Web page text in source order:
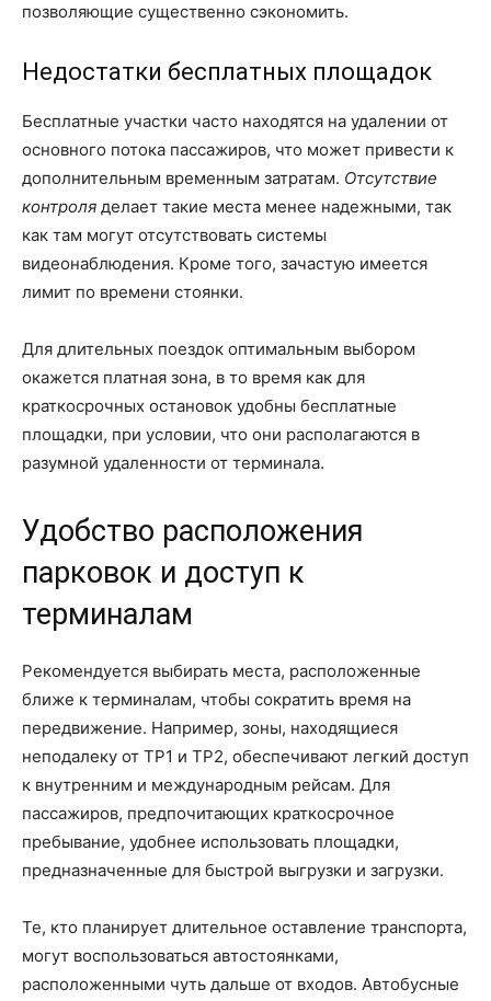
позволяющие существенно сэкономить.
Недостатки бесплатных площадок
Бесплатные участки часто находятся на удалении от
основного потока пассажиров, что может привести к
дополнительным временным затратам. Отсутствие
контроля делает такие места менее надежными, так
как там могут отсутствовать системы
видеонаблюдения. Кроме того, зачастую имеется
лимит по времени стоянки.
Для длительных поездок оптимальным выбором
окажется платная зона, в то время как для
краткосрочных остановок удобны бесплатные
площадки, при условии, что они располагаются в
разумной удаленности от терминала.
Удобство расположения
парковок и доступ к
терминалам
Рекомендуется выбирать места, расположенные
ближе к терминалам, чтобы сократить время на
передвижение. Например, зоны, находящиеся
неподалеку от ТР1 и ТР2, обеспечивают легкий доступ
к внутренним и международным рейсам. Для
пассажиров, предпочитающих краткосрочное
пребывание, удобнее использовать площадки,
предназначенные для быстрой выгрузки и загрузки.
Те, кто планирует длительное оставление транспорта,
могут воспользоваться автостоянками,
расположенными чуть дальше от входов. Автобусные